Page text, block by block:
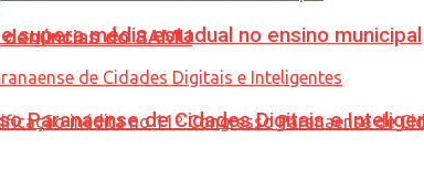
do SAMU
supera média estadual no ensino municipal
Paranaense de Cidades Digitais e